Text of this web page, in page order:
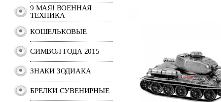
9 МАЯ! ВОЕННАЯ
ТЕХНИКА
КОШЕЛЬКОВЫЕ
СИМВОЛ ГОДА 2015
ЗНАКИ ЗОДИАКА
БРЕЛКИ СУВЕНИРНЫЕ